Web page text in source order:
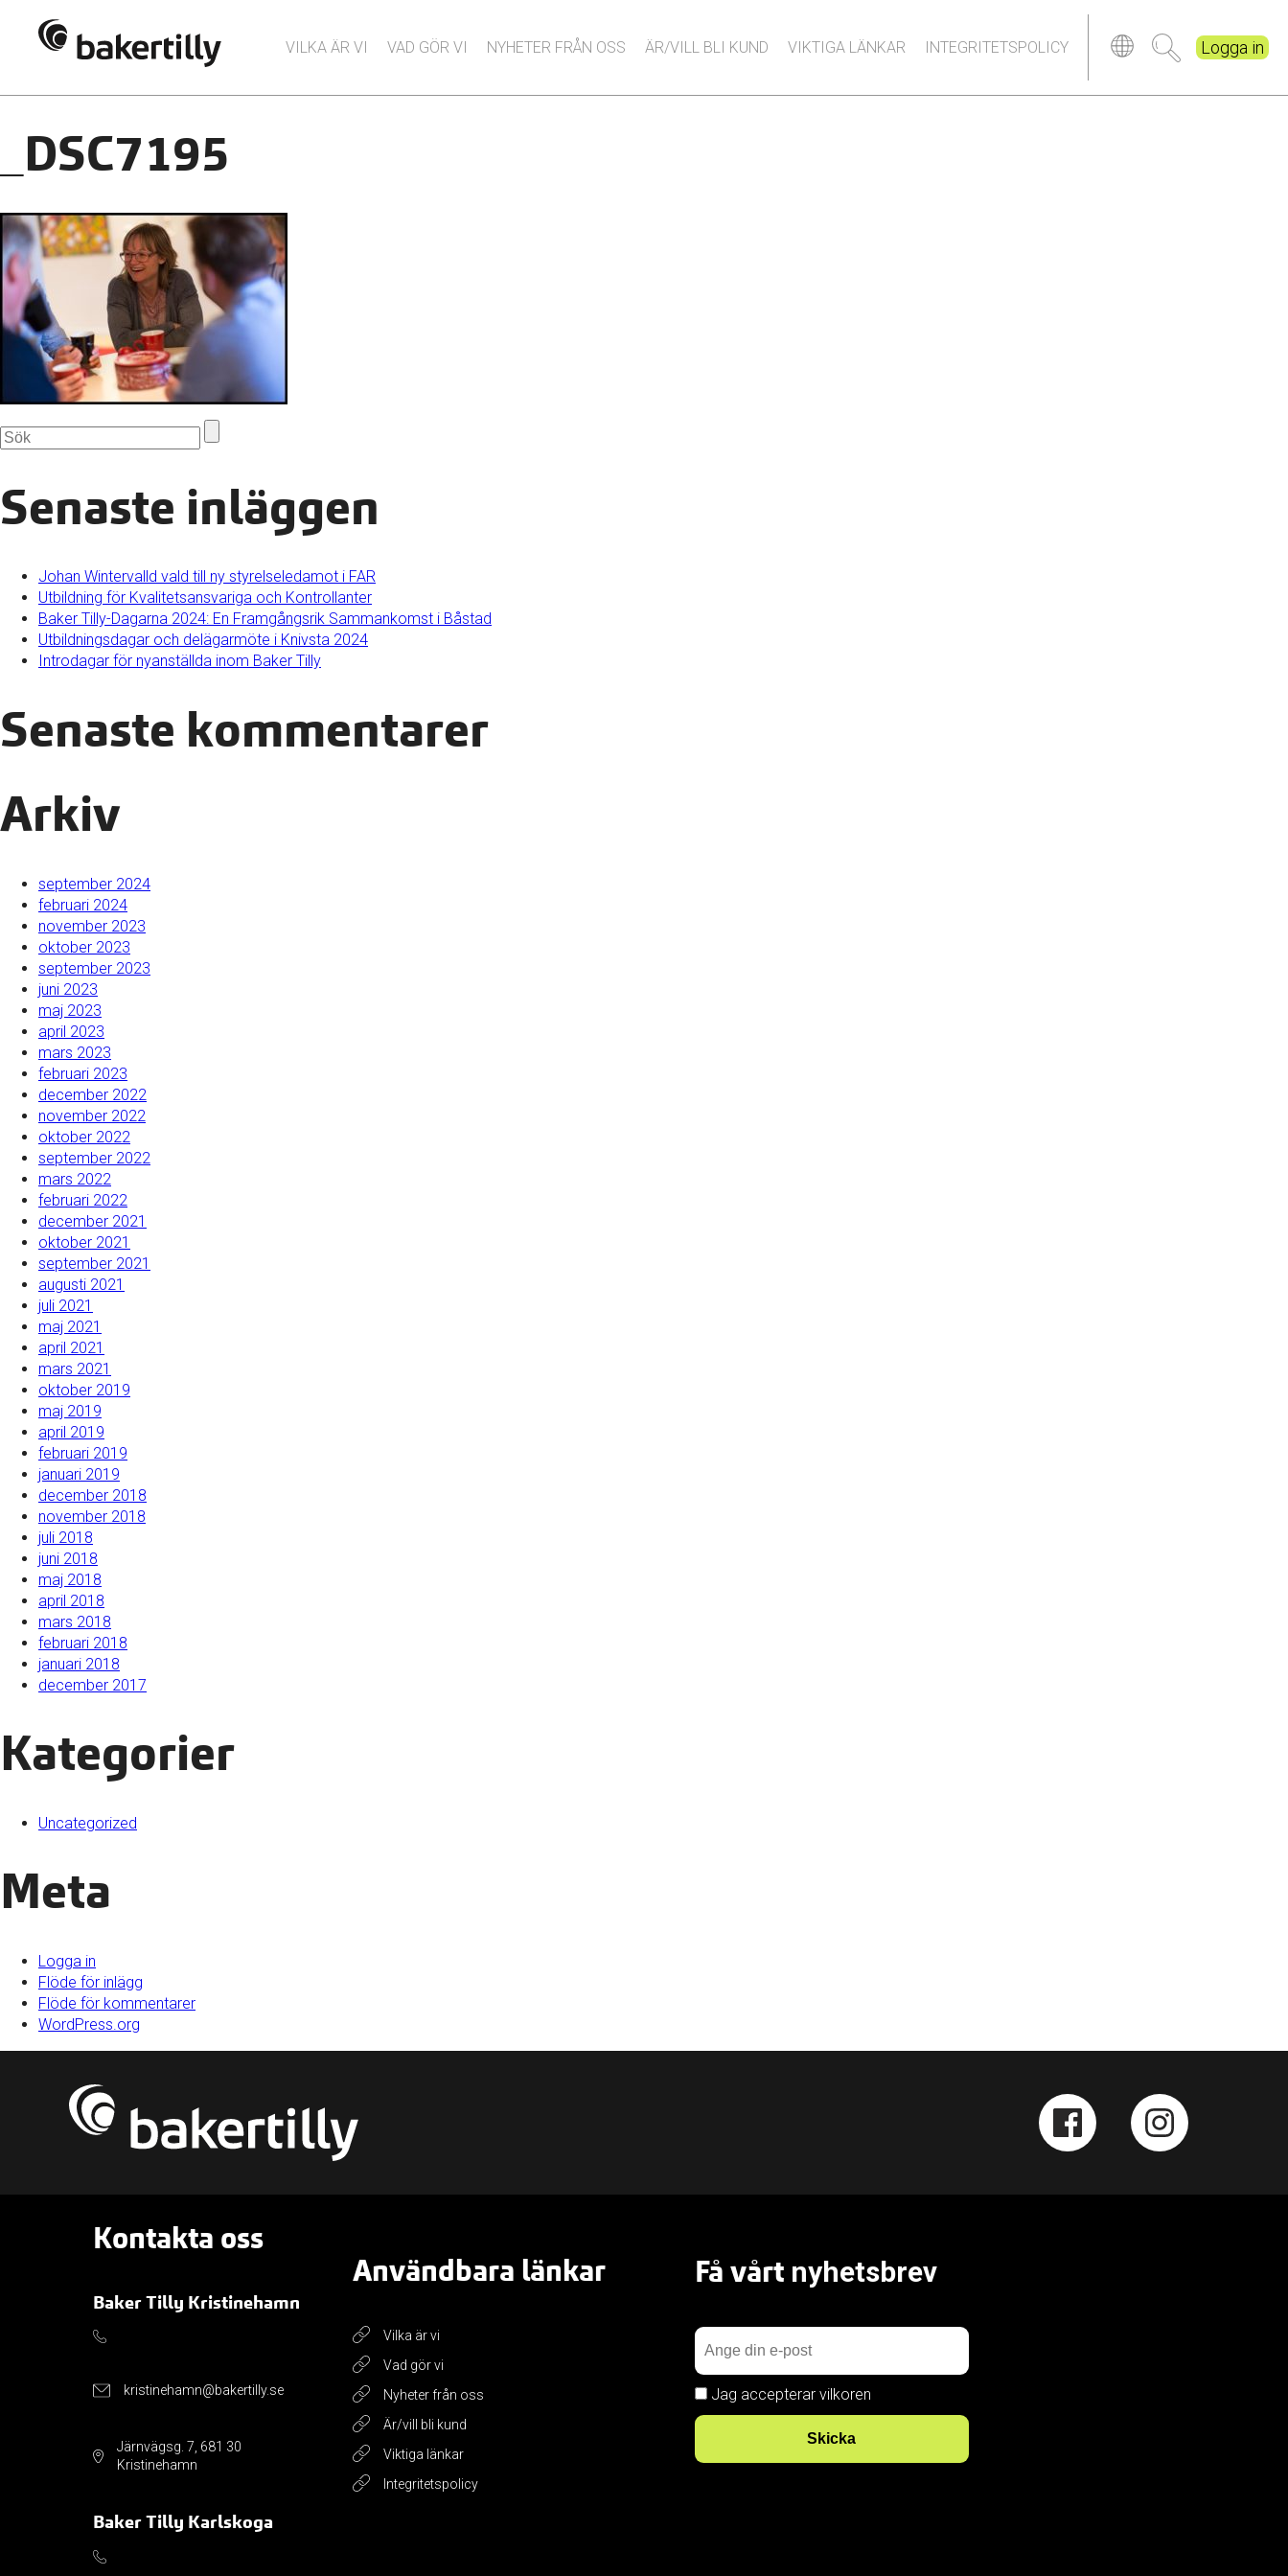
VILKA ÄR VI VAD GÖR VI NYHETER FRÅN OSS ÄR/VILL BLI KUND VIKTIGA LÄNKAR INTEGRITETSPOLICY Logga in
_DSC7195
Senaste inläggen
Johan Wintervalld vald till ny styrelseledamot i FAR
Utbildning för Kvalitetsansvariga och Kontrollanter
Baker Tilly-Dagarna 2024: En Framgångsrik Sammankomst i Båstad
Utbildningsdagar och delägarmöte i Knivsta 2024
Introdagar för nyanställda inom Baker Tilly
Senaste kommentarer
Arkiv
september 2024
februari 2024
november 2023
oktober 2023
september 2023
juni 2023
maj 2023
april 2023
mars 2023
februari 2023
december 2022
november 2022
oktober 2022
september 2022
mars 2022
februari 2022
december 2021
oktober 2021
september 2021
augusti 2021
juli 2021
maj 2021
april 2021
mars 2021
oktober 2019
maj 2019
april 2019
februari 2019
januari 2019
december 2018
november 2018
juli 2018
juni 2018
maj 2018
april 2018
mars 2018
februari 2018
januari 2018
december 2017
Kategorier
Uncategorized
Meta
Logga in
Flöde för inlägg
Flöde för kommentarer
WordPress.org
Kontakta oss
Baker Tilly Kristinehamn
kristinehamn@bakertilly.se
Järnvägsg. 7, 681 30
Kristinehamn
Baker Tilly Karlskoga
Användbara länkar
Vilka är vi
Vad gör vi
Nyheter från oss
Är/vill bli kund
Viktiga länkar
Integritetspolicy
Få vårt nyhetsbrev
Jag accepterar vilkoren
Skicka